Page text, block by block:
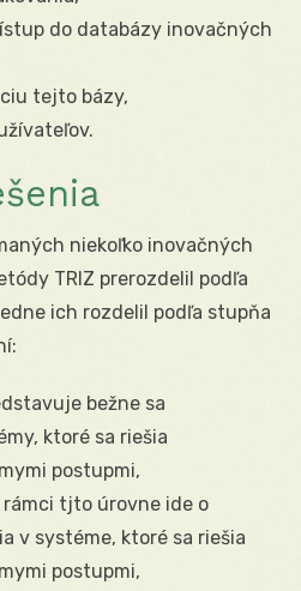
do databázy inovačných
tejto bázy,
niekoľko inovačných
TRIZ prerozdelil podľa
ich rozdelil podľa stupňa
bežne sa
ktoré sa riešia
postupmi,
rámci tjto úrovne ide o
v systéme, ktoré sa riešia
postupmi,